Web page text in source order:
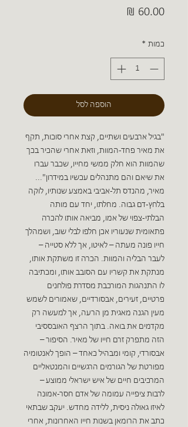
כמות *
הוספה לסל
"בגיל ארבעים ושתיים, קצת אחרי סוכות, תקף
את מאיר פחד-המוות, וזאת אחרי שהכיר בכך
שהמוות הוא חלק ממשי מחייו, שכבר עברו
את שיאם והם מתנהלים עכשיו במידרון"...
מאיר, מהנדס תל-אביבי באמצע שנותיו, לוקה
בלחץ-דם גבוה. מחלתו, יחד עם מותה
הבלתי-צפוי של אמו, מביאה אותו להכרה
פתאומית שנעוריו אכן חלפו לבלי שוב, ושמהלך
חייו פונה מעתה – לאיטו, אך ללא סטייה –
לעבר הבליה והמוות. הכרה זו משתקת אותו,
מנתקת את קשריו עם הסובב אותו, ומכתיבה
לו התנהגות המורכבת מסדרת פולחנים
פרטיים, זעירים, אבסורדיים, שאמורים לשמש
מעין הגנה מאגית מן הרעה, אך למעשה רק
מקדמים את בואה. בתוך הרצף האובססיבי
הזה מתפרק זרם חייו של מאיר. הסיפור –
אבסורדי, קומי ומבהיל כאחד – הופך לאנטומיה
מפורטת של הגורמים הרגשיים והמנטאליים
המרכיבים חיים של איש ישראלי ממוצע –
לרבות ציפייה עמומה של אדם חסר-אמונה
לאיזו גאולה ניסית, ללידה מחדש. יעקב שבתאי
כתב את הרומאן בשנות חייו האחרונות, אחרי